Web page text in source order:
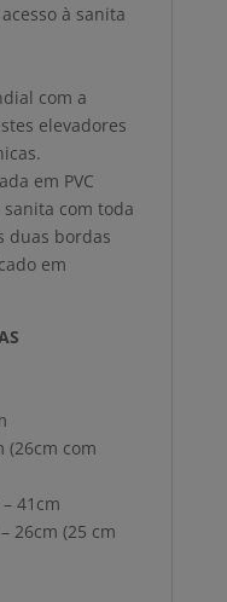
à sanita
com a
elevadores
em PVC
com toda
duas bordas
em
com
41cm
26cm (25 cm